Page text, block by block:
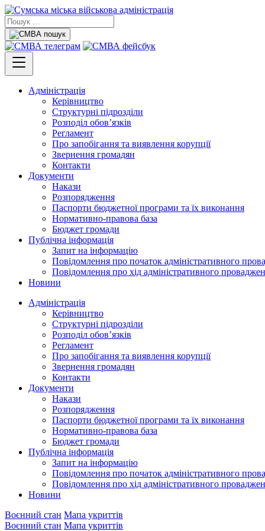
Адміністрація
Керівництво
Структурні підрозділи
Розподіл обов’язків
Регламент
Про запобігання та виявлення корупції
Звернення громадян
Контакти
Документи
Накази
Розпорядження
Паспорти бюджетної програми та їх виконання
Нормативно-правова база
Бюджет громади
Публічна інформація
Запит на інформацію
Повідомлення про початок адміністративного
Повідомлення про хід адміністративного
Новини
Адміністрація
Керівництво
Структурні підрозділи
Розподіл обов’язків
Регламент
Про запобігання та виявлення корупції
Звернення громадян
Контакти
Документи
Накази
Розпорядження
Паспорти бюджетної програми та їх виконання
Нормативно-правова база
Бюджет громади
Публічна інформація
Запит на інформацію
Повідомлення про початок адміністративного
Повідомлення про хід адміністративного
Новини
Воєнний стан Мапа укриттів
Воєнний стан Мапа укриттів